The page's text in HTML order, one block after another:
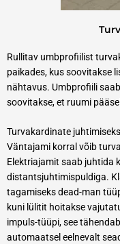
Rullitav umbprofiilist
paikades, kus soovitakse
nähtavus. Umbprofiili
soovitakse, et ruumi
Turvakardinate
Väntajami korral võib
Elektriajamit saab juhtida
distantsjuhtimispuldiga.
tagamiseks dead-man
kuni lülitit hoitakse
impuls-tüüpi, see
automaatsel eelnevalt